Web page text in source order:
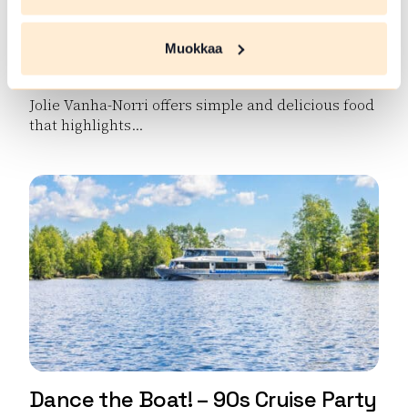
Muokkaa
Jolie Vanha-Norri
Jolie Vanha-Norri offers simple and delicious food
that highlights...
Dance the Boat! – 90s Cruise Party